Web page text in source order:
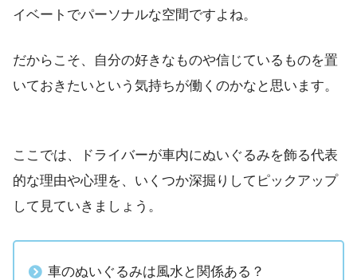
イベートでパーソナルな空間ですよね。
だからこそ、自分の好きなものや信じているものを置
いておきたいという気持ちが働くのかなと思います。
ここでは、ドライバーが車内にぬいぐるみを飾る代表
的な理由や心理を、いくつか深掘りしてピックアップ
して見ていきましょう。
車のぬいぐるみは風水と関係ある？